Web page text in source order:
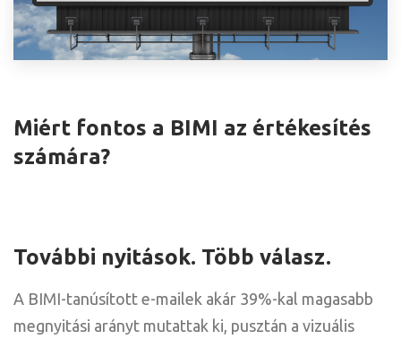
Miért fontos a BIMI az értékesítés
számára?
További nyitások. Több válasz.
A BIMI-tanúsított e-mailek akár 39%-kal magasabb
megnyitási arányt mutattak ki, pusztán a vizuális